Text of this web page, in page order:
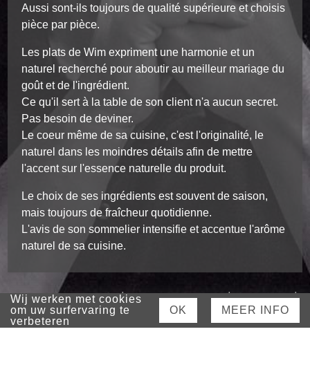
Wij werken met cookies
om uw surfervaring te
verbeteren
OK MEER INFO
Aussi sont-ils toujours de qualité supérieure et choisis
pièce par pièce.
Les plats de Wim expriment une harmonie et un
naturel recherché pour aboutir au meilleur mariage du
goût et de l'ingrédient.
Ce qu'il sert à la table de son client n'a aucun secret.
Pas besoin de deviner.
Le coeur même de sa cuisine, c'est l'originalité, le
naturel dans les moindres détails afin de mettre
l'accent sur l'essence naturelle du produit.
Le choix de ses ingrédients est souvent de saison,
mais toujours de fraîcheur quotidienne.
L'avis de son sommelier intensifie et accentue l'arôme
naturel de sa cuisine.
© WIM VANDAMME 2026|PRIVACY STATEMENT|DISCLAIMER|
COOKIE STATEMENT SITE BY PLENSO